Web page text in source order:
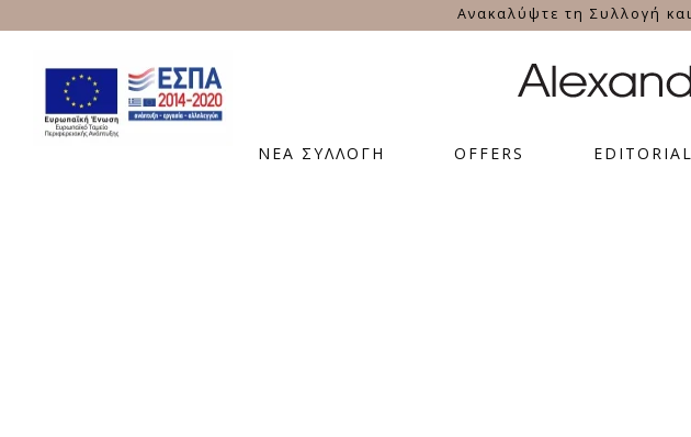
ΝΕΑ ΣΥΛΛΟΓΗ OFFERS EDITORIAL